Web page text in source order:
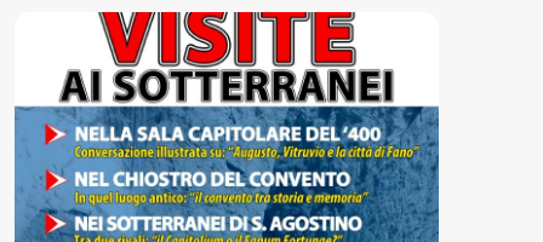
Informazioni
Guide
Fano